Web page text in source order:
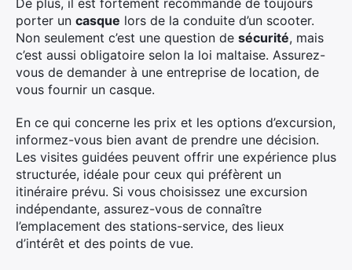
De plus, il est fortement recommandé de toujours
porter un casque lors de la conduite d’un scooter.
Non seulement c’est une question de sécurité, mais
c’est aussi obligatoire selon la loi maltaise. Assurez-
vous de demander à une entreprise de location, de
vous fournir un casque.
En ce qui concerne les prix et les options d’excursion,
informez-vous bien avant de prendre une décision.
Les visites guidées peuvent offrir une expérience plus
structurée, idéale pour ceux qui préfèrent un
itinéraire prévu. Si vous choisissez une excursion
indépendante, assurez-vous de connaître
l’emplacement des stations-service, des lieux
d’intérêt et des points de vue.